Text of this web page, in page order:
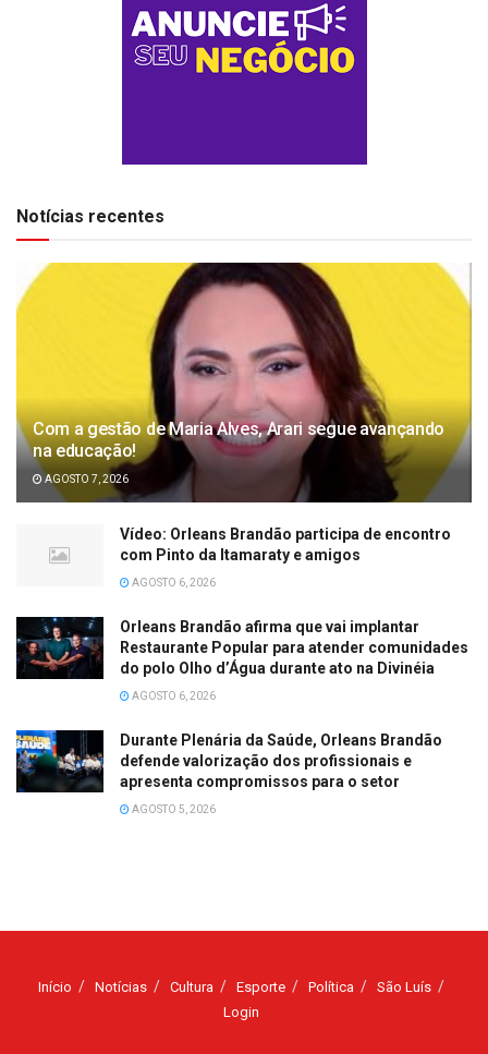
Notícias recentes
Com a gestão de Maria Alves, Arari segue avançando
na educação!
AGOSTO 7, 2026
Vídeo: Orleans Brandão participa de encontro
com Pinto da Itamaraty e amigos
AGOSTO 6, 2026
Orleans Brandão afirma que vai implantar
Restaurante Popular para atender comunidades
do polo Olho d’Água durante ato na Divinéia
AGOSTO 6, 2026
Durante Plenária da Saúde, Orleans Brandão
defende valorização dos profissionais e
apresenta compromissos para o setor
AGOSTO 5, 2026
Início Notícias Cultura Esporte Política
São Luís
Login